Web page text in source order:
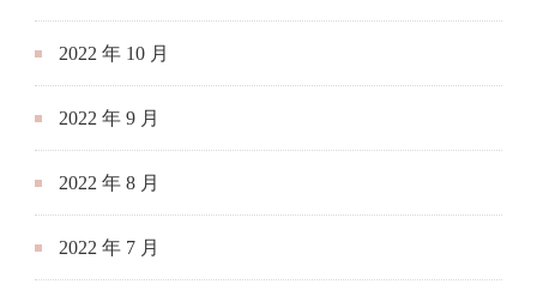
2022 年 10 月
2022 年 9 月
2022 年 8 月
2022 年 7 月